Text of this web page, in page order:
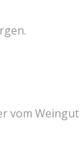
vom Weingut